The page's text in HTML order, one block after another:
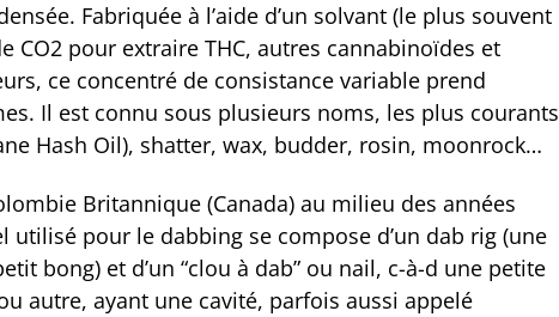
Fabriquée à l’aide d’un solvant (le plus souvent
CO2 pour extraire THC, autres cannabinoïdes et
ce concentré de consistance variable prend
Il est connu sous plusieurs noms, les plus courants
Hash Oil), shatter, wax, budder, rosin, moonrock…
Britannique (Canada) au milieu des années
utilisé pour le dabbing se compose d’un dab rig (une
bong) et d’un “clou à dab” ou nail, c-à-d une petite
autre, ayant une cavité, parfois aussi appelé